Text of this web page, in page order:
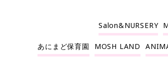
Salon&NURSERY
あにまど保育園 MOSH LAND